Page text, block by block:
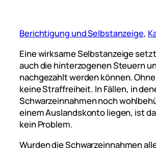
Berichtigung und Selbstanzeige,
Eine wirksame Selbstanzeige
auch die hinterzogenen Steuern
nachgezahlt werden können.
keine Straffreiheit. In Fällen, in
Schwarzeinnahmen noch
einem Auslandskonto liegen, ist
kein Problem.
Wurden die Schwarzeinnahmen